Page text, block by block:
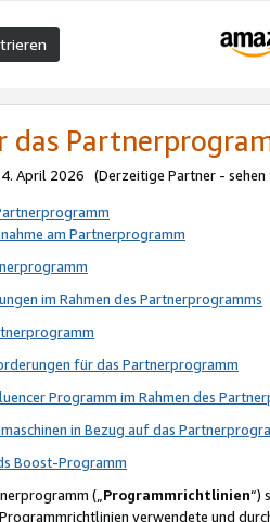
das
April 2026 (Derzeitige Partner - sehen
am Partnerprogramm
im Rahmen des Partnerprogramms
für das Partnerprogramm
Programm im Rahmen des
in Bezug auf das
Boost-Programm
(„Programmrichtlinien“)
verwendete und